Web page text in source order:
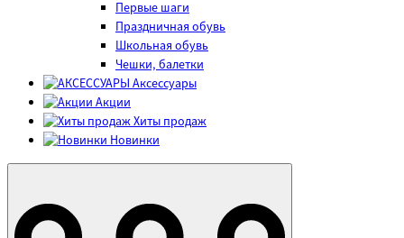
Первые шаги
Праздничная обувь
Школьная обувь
Чешки, балетки
Аксессуары
Акции
Хиты продаж
Новинки